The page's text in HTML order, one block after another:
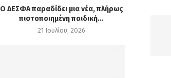
Ο ΔΕΣΦΑ παραδίδει μια νέα, πλήρως
πιστοποιημένη παιδική...
21 Ιουλίου, 2026